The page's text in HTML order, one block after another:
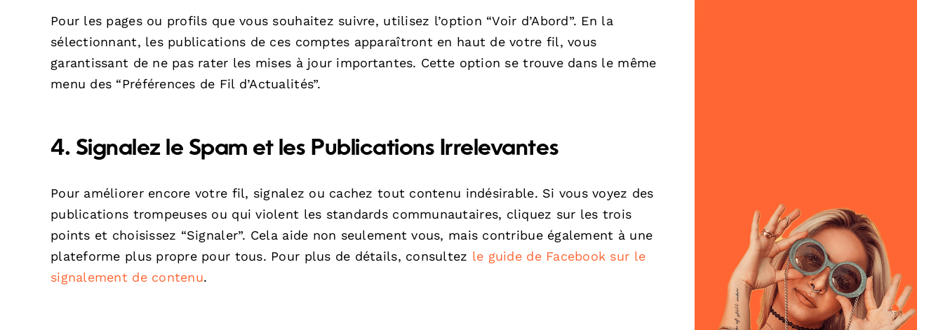
Pour les pages ou profils que vous souhaitez suivre, utilisez l’option “Voir d’Abord”. En la
sélectionnant, les publications de ces comptes apparaîtront en haut de votre fil, vous
garantissant de ne pas rater les mises à jour importantes. Cette option se trouve dans le même
menu des “Préférences de Fil d’Actualités”.
4. Signalez le Spam et les Publications Irrelevantes
Pour améliorer encore votre fil, signalez ou cachez tout contenu indésirable. Si vous voyez des
publications trompeuses ou qui violent les standards communautaires, cliquez sur les trois
points et choisissez “Signaler”. Cela aide non seulement vous, mais contribue également à une
plateforme plus propre pour tous. Pour plus de détails, consultez le guide de Facebook sur le
signalement de contenu.